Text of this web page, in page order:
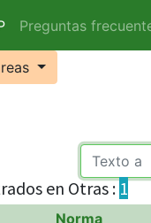
Preguntas
en Otras : 1
Norma